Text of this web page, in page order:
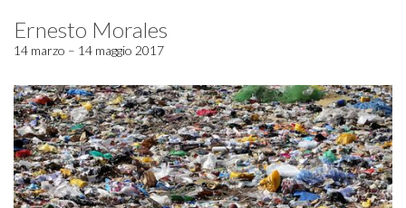
Ernesto Morales
14 marzo – 14 maggio 2017